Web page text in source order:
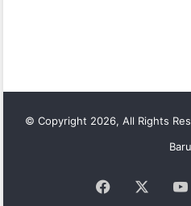
© Copyright 2026, All Rights
Baru
Facebook